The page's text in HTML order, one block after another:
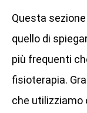
Questa
quello di
più frequenti
fisioterapia.
che utilizziamo